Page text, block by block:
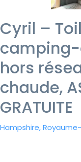
Cyril –
camping-
hors
chaude,
GRATUITE
Hampshire,